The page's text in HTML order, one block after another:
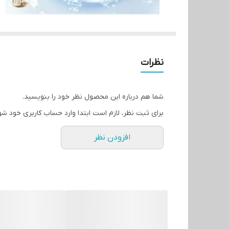
نظرات
شما هم درباره این محصول نظر خود را بنویسید.
برای ثبت نظر، لازم است ابتدا وارد حساب کاربری خود
افزودن نظر